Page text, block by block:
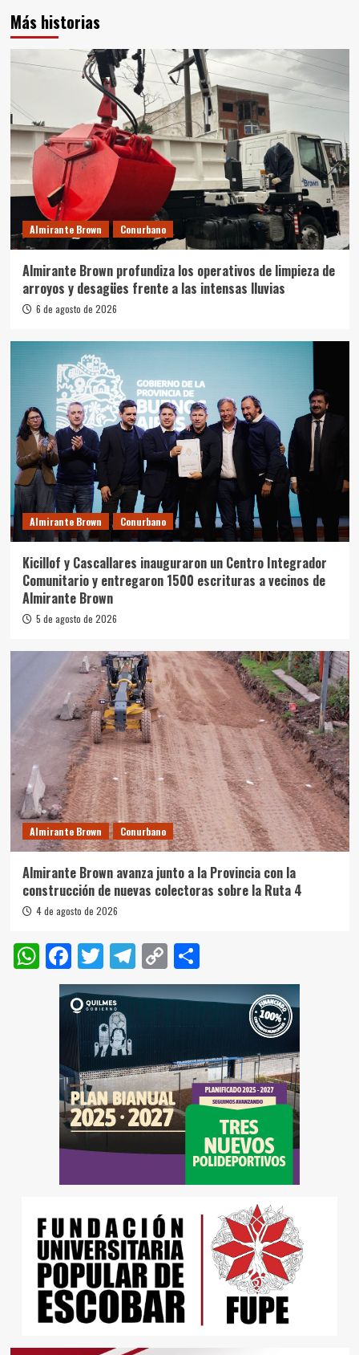
Más historias
Almirante Brown Conurbano
Almirante Brown profundiza los operativos de limpieza de
arroyos y desagües frente a las intensas lluvias
6 de agosto de 2026
Almirante Brown Conurbano
Kicillof y Cascallares inauguraron un Centro Integrador
Comunitario y entregaron 1500 escrituras a vecinos de
Almirante Brown
5 de agosto de 2026
Almirante Brown Conurbano
Almirante Brown avanza junto a la Provincia con la
construcción de nuevas colectoras sobre la Ruta 4
4 de agosto de 2026
WhatsApp
Facebook
Twitter
Telegram
Copy
Link
Compartir